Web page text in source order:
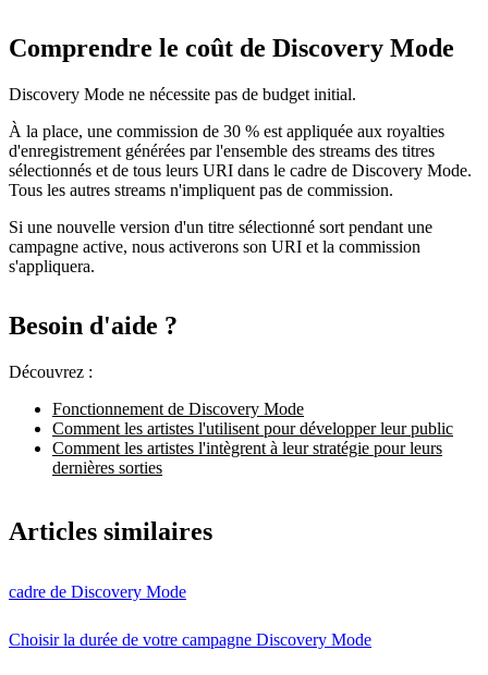
Comprendre le coût de Discovery Mode
Discovery Mode ne nécessite pas de budget initial.
À la place, une commission de 30 % est appliquée aux royalties
d'enregistrement générées par l'ensemble des streams des titres
sélectionnés et de tous leurs URI dans le cadre de Discovery Mode.
Tous les autres streams n'impliquent pas de commission.
Si une nouvelle version d'un titre sélectionné sort pendant une
campagne active, nous activerons son URI et la commission
s'appliquera.
Besoin d'aide ?
Découvrez :
Fonctionnement de Discovery Mode
Comment les artistes l'utilisent pour développer leur public
Comment les artistes l'intègrent à leur stratégie pour leurs
dernières sorties
Articles similaires
cadre de Discovery Mode
Choisir la durée de votre campagne Discovery Mode